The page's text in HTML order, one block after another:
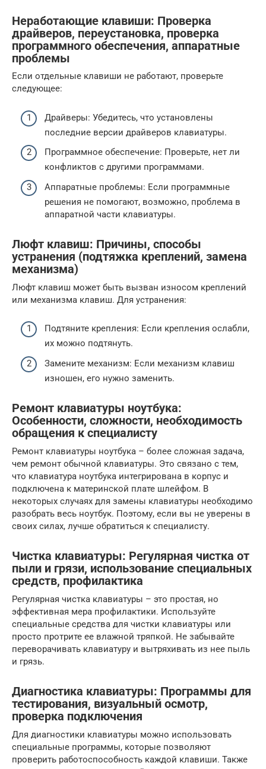
Неработающие клавиши: Проверка
драйверов, переустановка, проверка
программного обеспечения, аппаратные
проблемы
Если отдельные клавиши не работают, проверьте
следующее:
Драйверы: Убедитесь, что установлены
последние версии драйверов клавиатуры.
Программное обеспечение: Проверьте, нет ли
конфликтов с другими программами.
Аппаратные проблемы: Если программные
решения не помогают, возможно, проблема в
аппаратной части клавиатуры.
Люфт клавиш: Причины, способы
устранения (подтяжка креплений, замена
механизма)
Люфт клавиш может быть вызван износом креплений
или механизма клавиш. Для устранения:
Подтяните крепления: Если крепления ослабли,
их можно подтянуть.
Замените механизм: Если механизм клавиш
изношен, его нужно заменить.
Ремонт клавиатуры ноутбука:
Особенности, сложности, необходимость
обращения к специалисту
Ремонт клавиатуры ноутбука – более сложная задача,
чем ремонт обычной клавиатуры. Это связано с тем,
что клавиатура ноутбука интегрирована в корпус и
подключена к материнской плате шлейфом. В
некоторых случаях для замены клавиатуры необходимо
разобрать весь ноутбук. Поэтому, если вы не уверены в
своих силах, лучше обратиться к специалисту.
Чистка клавиатуры: Регулярная чистка от
пыли и грязи, использование специальных
средств, профилактика
Регулярная чистка клавиатуры – это простая, но
эффективная мера профилактики. Используйте
специальные средства для чистки клавиатуры или
просто протрите ее влажной тряпкой. Не забывайте
переворачивать клавиатуру и вытряхивать из нее пыль
и грязь.
Диагностика клавиатуры: Программы для
тестирования, визуальный осмотр,
проверка подключения
Для диагностики клавиатуры можно использовать
специальные программы, которые позволяют
проверить работоспособность каждой клавиши. Также